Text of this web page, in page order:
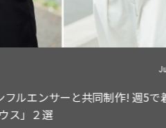
ーと共同制作! 週5で着たく